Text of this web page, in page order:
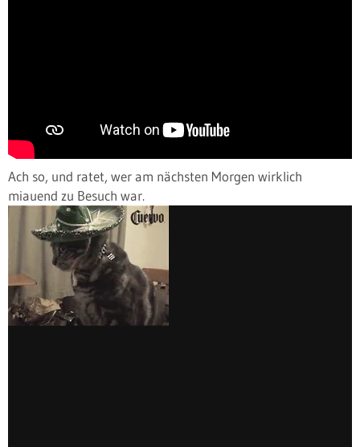
Ach so, und ratet, wer am nächsten Morgen wirklich
miauend zu Besuch war.